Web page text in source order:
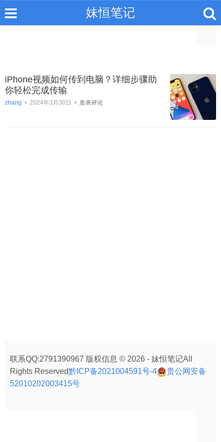
妹恒笔记
iPhone视频如何传到电脑？详细步骤助
你轻松完成传输
zhang • 2024年3月30日 • 发表评论
联系QQ:2791390967 版权信息 © 2026 - 妹恒笔记All
Rights Reserved黔ICP备2021004591号-4
贵公网安备
52010202003415号